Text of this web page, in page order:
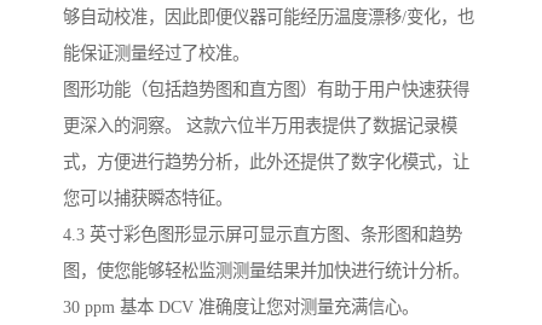
够自动校准，因此即便仪器可能经历温度漂移/变化，也
能保证测量经过了校准。
图形功能（包括趋势图和直方图）有助于用户快速获得
更深入的洞察。 这款六位半万用表提供了数据记录模
式，方便进行趋势分析，此外还提供了数字化模式，让
您可以捕获瞬态特征。
4.3 英寸彩色图形显示屏可显示直方图、条形图和趋势
图，使您能够轻松监测测量结果并加快进行统计分析。
30 ppm 基本 DCV 准确度让您对测量充满信心。